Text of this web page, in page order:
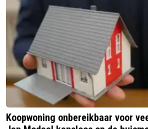
Koopwoning onbereikbaar voor